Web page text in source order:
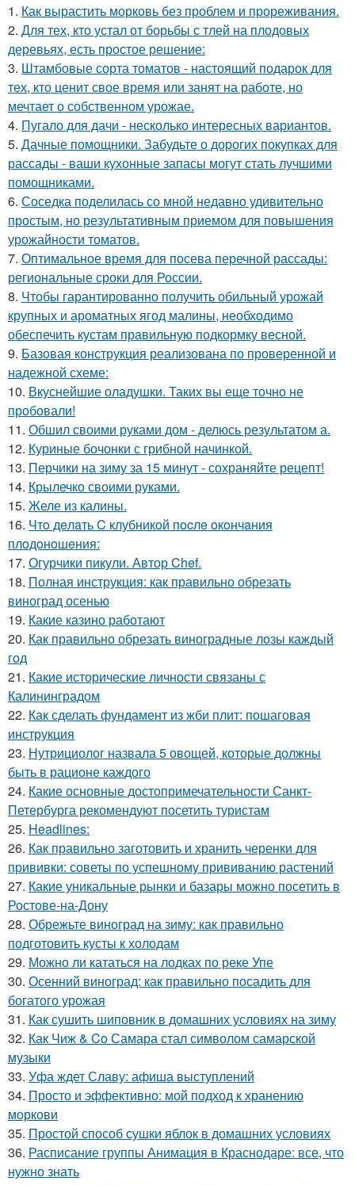
1. Как вырастить морковь без проблем и прореживания.
2. Для тех, кто устал от борьбы с тлей на плодовых
деревьях, есть простое решение:
3. Штамбовые сорта томатов - настоящий подарок для
тех, кто ценит свое время или занят на работе, но
мечтает о собственном урожае.
4. Пугало для дачи - несколько интересных вариантов.
5. Дачные помощники. Забудьте о дорогих покупках для
рассады - ваши кухонные запасы могут стать лучшими
помощниками.
6. Соседка поделилась со мной недавно удивительно
простым, но результативным приемом для повышения
урожайности томатов.
7. Оптимальное время для посева перечной рассады:
региональные сроки для России.
8. Чтобы гарантированно получить обильный урожай
крупных и ароматных ягод малины, необходимо
обеспечить кустам правильную подкормку весной.
9. Базовая конструкция реализована по проверенной и
надежной схеме:
10. Вкуснейшие оладушки. Таких вы еще точно не
пробовали!
11. Обшил своими руками дом - делюсь результатом а.
12. Куриные бочонки с грибной начинкой.
13. Перчики на зиму за 15 минут - сохраняйте рецепт!
14. Крылечко своими руками.
15. Желе из калины.
16. Чтo дeлaть C клубникoй пocлe oкoнчaния
плoдoнoшeния:
17. Огурчики пикули. Автор Chef.
18. Полная инструкция: как правильно обрезать
виноград осенью
19. Какие казино работают
20. Как правильно обрезать виноградные лозы каждый
год
21. Какие исторические личности связаны с
Калининградом
22. Как сделать фундамент из жби плит: пошаговая
инструкция
23. Нутрициолог назвала 5 овощей, которые должны
быть в рационе каждого
24. Какие основные достопримечательности Санкт-
Петербурга рекомендуют посетить туристам
25. Headlines:
26. Как правильно заготовить и хранить черенки для
прививки: советы по успешному прививанию растений
27. Какие уникальные рынки и базары можно посетить в
Ростове-на-Дону
28. Обрежьте виноград на зиму: как правильно
подготовить кусты к холодам
29. Можно ли кататься на лодках по реке Упе
30. Осенний виноград: как правильно посадить для
богатого урожая
31. Как сушить шиповник в домашних условиях на зиму
32. Как Чиж & Co Самара стал символом самарской
музыки
33. Уфа ждет Славу: афиша выступлений
34. Просто и эффективно: мой подход к хранению
моркови
35. Простой способ сушки яблок в домашних условиях
36. Расписание группы Анимация в Краснодаре: все, что
нужно знать